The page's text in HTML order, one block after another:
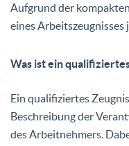
Aufgrund der
eines Arbeitszeugnisses
Was ist ein
Ein qualifiziertes Zeugnis
Beschreibung der
des Arbeitnehmers.